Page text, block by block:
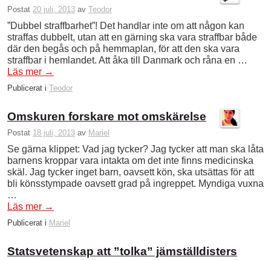
Postat 20 juli, 2013 av Teodor
”Dubbel straffbarhet”! Det handlar inte om att någon kan
straffas dubbelt, utan att en gärning ska vara straffbar både
där den begås och på hemmaplan, för att den ska vara
straffbar i hemlandet. Att åka till Danmark och råna en …
Läs mer →
Publicerat i Teodor
Omskuren forskare mot omskärelse
Postat 18 juli, 2013 av Mariel
Se gärna klippet: Vad jag tycker? Jag tycker att man ska låta
barnens kroppar vara intakta om det inte finns medicinska
skäl. Jag tycker inget barn, oavsett kön, ska utsättas för att
bli könsstympade oavsett grad på ingreppet. Myndiga vuxna
…
Läs mer →
Publicerat i Mariel
Statsvetenskap att ”tolka” jämställdisters